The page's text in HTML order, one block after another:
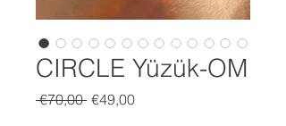
CIRCLE Yüzük-OM
€70,00 Normal
€49,00İndirimli